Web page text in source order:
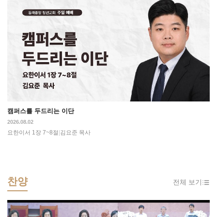
캠퍼스를 두드리는 이단
2026.08.02
요한이서 1장 7~8절 김요준 목사
찬양 전체 보기